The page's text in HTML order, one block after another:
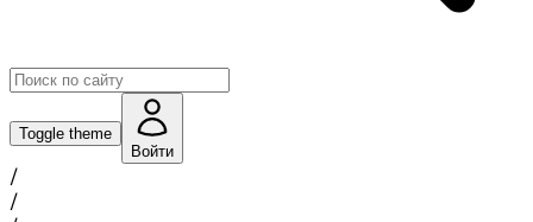
Toggle theme
Войти
/
/